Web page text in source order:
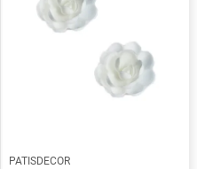
PATISDECOR